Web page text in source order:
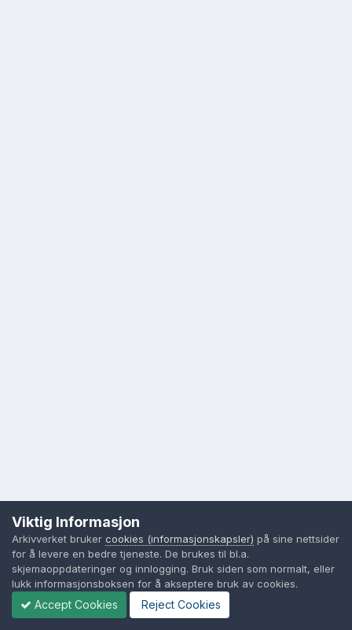
Viktig Informasjon
Arkivverket bruker cookies (informasjonskapsler) på sine nettsider
for å levere en bedre tjeneste. De brukes til bl.a.
skjemaoppdateringer og innlogging. Bruk siden som normalt, eller
lukk informasjonsboksen for å akseptere bruk av cookies.
Accept Cookies Reject Cookies